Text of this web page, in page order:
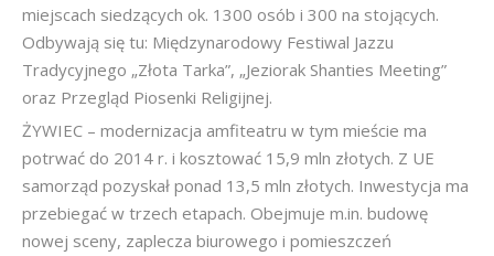
miejscach siedzących ok. 1300 osób i 300 na stojących.
Odbywają się tu: Międzynarodowy Festiwal Jazzu
Tradycyjnego „Złota Tarka”, „Jeziorak Shanties Meeting”
oraz Przegląd Piosenki Religijnej.
ŻYWIEC – modernizacja amfiteatru w tym mieście ma
potrwać do 2014 r. i kosztować 15,9 mln złotych. Z UE
samorząd pozyskał ponad 13,5 mln złotych. Inwestycja ma
przebiegać w trzech etapach. Obejmuje m.in. budowę
nowej sceny, zaplecza biurowego i pomieszczeń